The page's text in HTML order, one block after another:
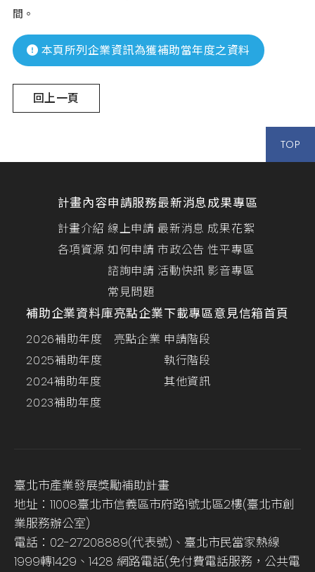
間。
本頁所列企業資訊為獲補助當年度之資料
回上一頁
TOP
計畫內容
計畫介紹
各項資源
申請服務
線上申請
如何申請
諮詢申請
常見問題
最新消息
最新消息
市政公告
活動快訊
成果專區
成果花絮
性平專區
影音專區
補助企業資料庫
2026補助年度
2025補助年度
2024補助年度
2023補助年度
亮點企業
亮點企業
下載專區
申請階段
執行階段
其他資訊
意見信箱首頁
臺北市產業發展獎勵補助計畫
地址：11008臺北市信義區市府路1號北區2樓(臺北市創
業服務辦公室)
電話：02-27208889(代表號)、臺北市民當家熱線
1999轉1429、1428 網路電話(免付費電話服務，公共電